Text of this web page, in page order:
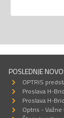
POSLEDNJE
OPTRIS
Proslava H-
Proslava H-
Optris -